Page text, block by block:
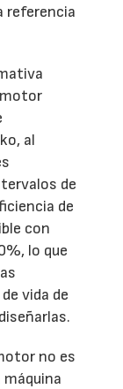
referencia
motor
al
de
de
con
lo que
vida de
no es